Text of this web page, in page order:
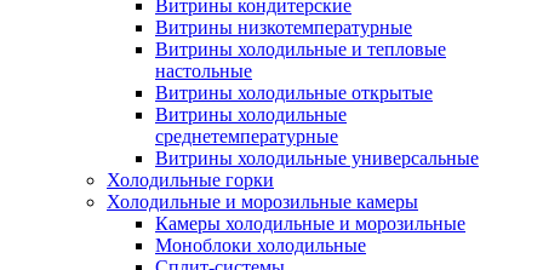
Витрины кондитерские
Витрины низкотемпературные
Витрины холодильные и тепловые
настольные
Витрины холодильные открытые
Витрины холодильные
среднетемпературные
Витрины холодильные универсальные
Холодильные горки
Холодильные и морозильные камеры
Камеры холодильные и морозильные
Моноблоки холодильные